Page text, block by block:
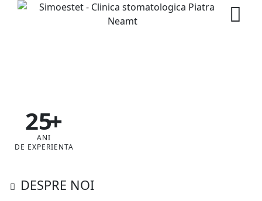
Skip
25
+
ANI
DE EXPERIENTA
DESPRE NOI